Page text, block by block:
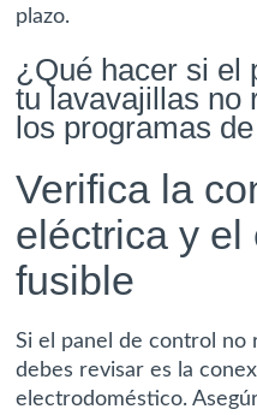
plazo.
¿Qué hacer si el
tu lavavajillas no
los programas
Verifica la
eléctrica y el
fusible
Si el panel de control no
debes revisar es la
electrodoméstico.